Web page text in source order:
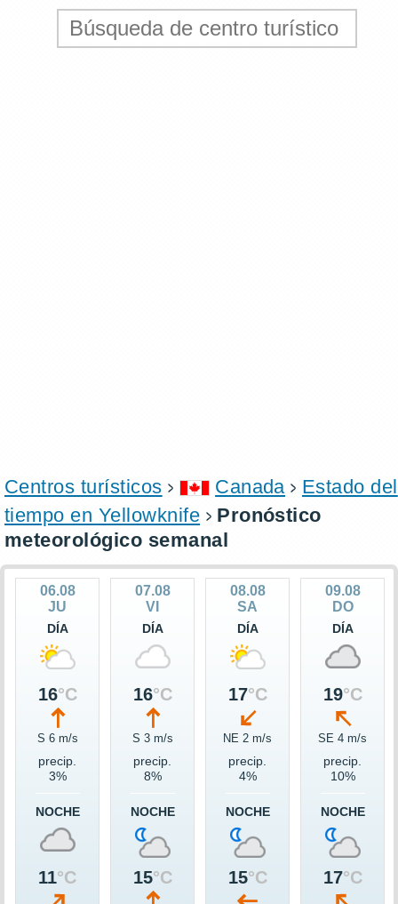
Centros turísticos Canada
Estado del
tiempo en Yellowknife
Pronóstico
meteorológico semanal
06.08
JU
DÍA
16°C
S 6 m/s
precip.
3%
NOCHE
11°C
07.08
VI
DÍA
16°C
S 3 m/s
precip.
8%
NOCHE
15°C
08.08
SA
DÍA
17°C
NE 2 m/s
precip.
4%
NOCHE
15°C
09.08
DO
DÍA
19°C
SE 4 m/s
precip.
10%
NOCHE
17°C